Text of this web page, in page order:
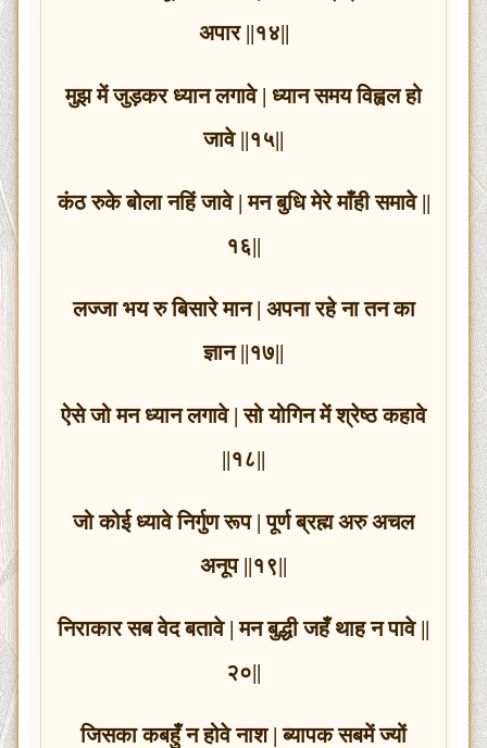
अपार ||१४||
मुझ में जुड़कर ध्यान लगावे | ध्यान समय विह्वल हो
जावे ||१५||
कंठ रुके बोला नहिं जावे | मन बुधि मेरे माँही समावे ||
१६||
लज्जा भय रु बिसारे मान | अपना रहे ना तन का
ज्ञान ||१७||
ऐसे जो मन ध्यान लगावे | सो योगिन में श्रेष्ठ कहावे
||१८||
जो कोई ध्यावे निर्गुण रूप | पूर्ण ब्रह्म अरु अचल
अनूप ||१९||
निराकार सब वेद बतावे | मन बुद्धी जहँ थाह न पावे ||
२०||
जिसका कबहुँ न होवे नाश | ब्यापक सबमें ज्यों